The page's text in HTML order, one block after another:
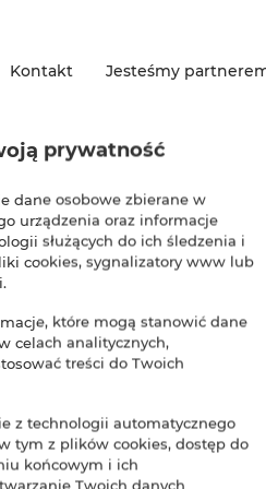
Kontakt Jesteśmy
w
czasu w lesie. To miejsce,
ludzi, którzy rozumieją moc i
tak proste. ImWald oferuje
w piękno tych okolic.
pięknie urządzonych wnętrz po
podróżujesz sam, z rodziną czy z
prywatność
dane osobowe zbierane w
urządzenia oraz informacje
służących do ich śledzenia i
cookies, sygnalizatory www lub
które mogą stanowić dane
celach analitycznych,
treści do Twoich
z technologii automatycznego
tym z plików cookies, dostęp do
końcowym i ich
Twoich danych